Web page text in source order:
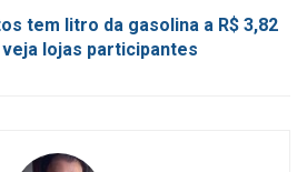
tem litro da gasolina a R$ 3,82
veja lojas participantes